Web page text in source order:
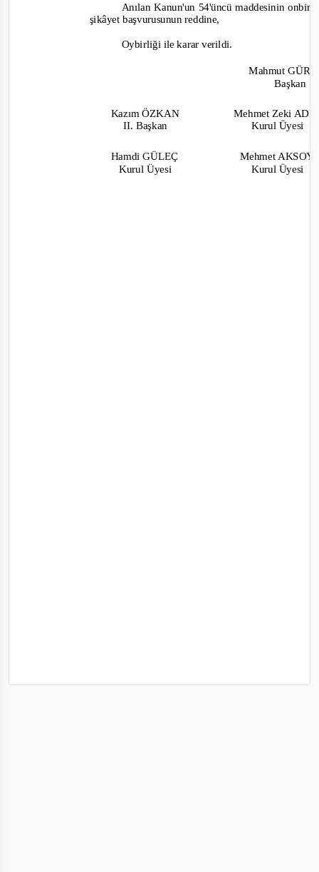
Anılan Kanun'un 54'üncü maddesinin
şikâyet başvurusunun reddine,
Oybirliği ile karar verildi.
Mahmut
Başkan
Kazım ÖZKAN
II. Başkan
Mehmet Zeki
Kurul Üyesi
Hamdi GÜLEÇ
Kurul Üyesi
Mehmet AKSOY
Kurul Üyesi